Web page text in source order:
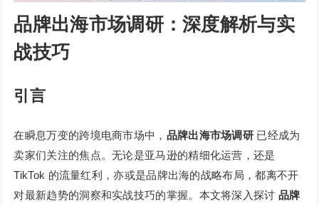
品牌出海市场调研：深度解析与实
战技巧
引言
在瞬息万变的跨境电商市场中， 品牌出海市场调研 已经成为
卖家们关注的焦点。无论是亚马逊的精细化运营，还是
TikTok 的流量红利，亦或是品牌出海的战略布局，都离不开
对最新趋势的洞察和实战技巧的掌握。本文将深入探讨 品牌